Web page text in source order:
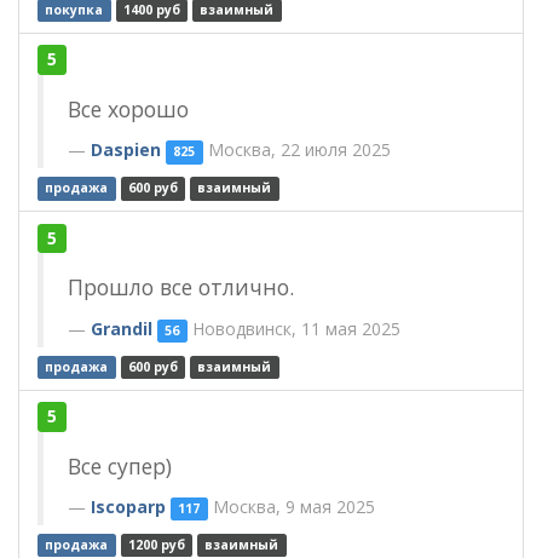
покупка 1400 руб взаимный
5
Все хорошо
Daspien 825 Москва, 22 июля 2025
продажа 600 руб взаимный
5
Прошло все отлично.
Grandil 56 Новодвинск, 11 мая 2025
продажа 600 руб взаимный
5
Все супер)
Iscoparp 117 Москва, 9 мая 2025
продажа 1200 руб взаимный